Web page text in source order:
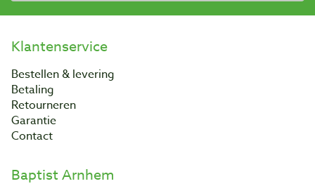
Klantenservice
Bestellen & levering
Betaling
Retourneren
Garantie
Contact
Baptist Arnhem